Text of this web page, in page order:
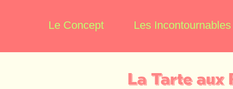
Le Concept Les Incontournables
La Tarte aux